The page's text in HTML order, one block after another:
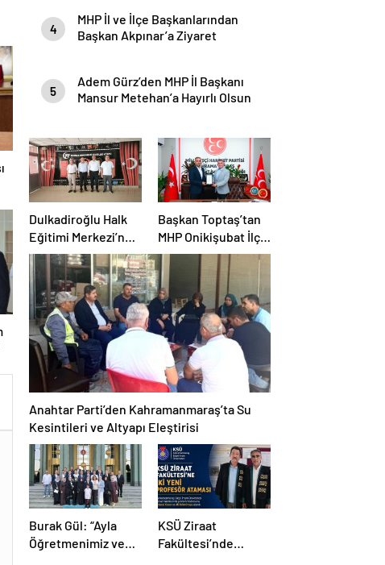
4
MHP İl ve İlçe Başkanlarından
Başkan Akpınar’a Ziyaret
5
Adem Gürz’den MHP İl Başkanı
Mansur Metehan’a Hayırlı Olsun
Dulkadiroğlu Halk
Eğitimi Merkezi’ne
Anlamlı Ziyaret
Başkan Toptaş’tan
MHP Onikişubat İlçe
Teşkilatına Hayırlı
Olsun Ziyareti
Anahtar Parti’den Kahramanmaraş’ta Su
Kesintileri ve Altyapı Eleştirisi
Burak Gül: “Ayla
Öğretmenimiz ve
KSÜ Ziraat
Fakültesi’nde